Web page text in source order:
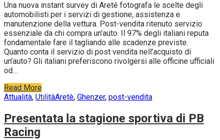
Una nuova instant survey di Areté fotografa le scelte degli
automobilisti per i servizi di gestione, assistenza e
manutenzione della vettura. Post-vendita ritenuto servizio
essenziale da chi compra un’auto. Il 97% degli italiani reputa
fondamentale fare il tagliando alle scadenze previste.
Quanto conta il servizio di post vendita nell’acquisto di
un’auto? Gli italiani preferiscono rivolgersi alle officine ufficiali
od…
Read More
Attualità, UtilitàAretè, Ghenzer, post-vendita
Presentata la stagione sportiva di PB
Racing